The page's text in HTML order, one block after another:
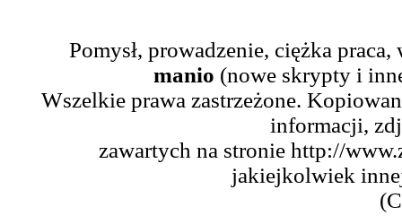
Pomysł, prowadzenie, ciężka
manio (nowe skrypty i
Wszelkie prawa zastrzeżone.
informacji,
zawartych na stronie http://
jakiejkolwiek